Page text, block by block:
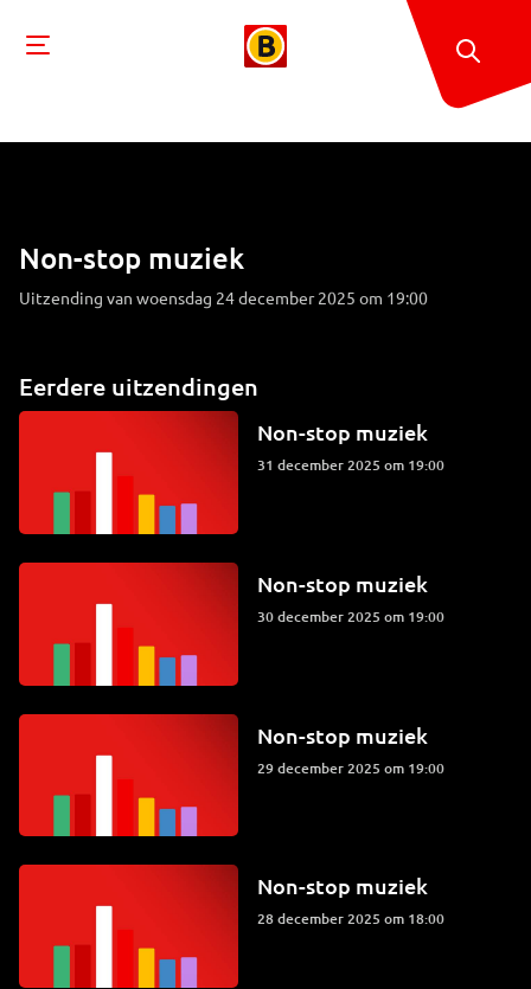
Non-stop muziek
Uitzending van woensdag 24 december 2025 om 19:00
Eerdere uitzendingen
Non-stop muziek
31 december 2025 om 19:00
Non-stop muziek
30 december 2025 om 19:00
Non-stop muziek
29 december 2025 om 19:00
Non-stop muziek
28 december 2025 om 18:00